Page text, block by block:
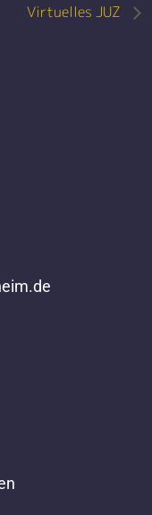
Virtuelles JUZ